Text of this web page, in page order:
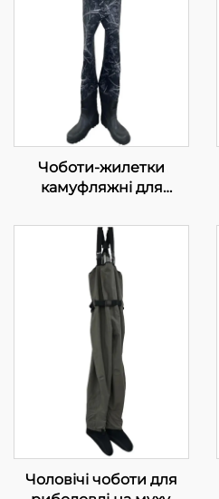
Чоботи-жилетки
камуфляжні для
риболовлі,
водонепроникні сухі
штани, дихаючі, з
підошвою на шипах
Чоловічі чоботи для